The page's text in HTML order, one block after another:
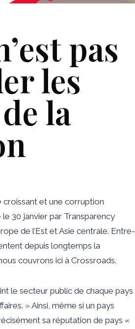
pas
les
la
croissant et une corruption
30 janvier par Transparency
de l’Est et Asie centrale. Entre-
depuis longtemps la
couvrons ici à Crossroads.
le secteur public de chaque pays
» Ainsi, même si un pays
sa réputation de pays «